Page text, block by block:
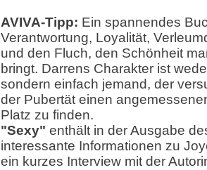
AVIVA-Tipp: Ein spannendes
Verantwortung, Loyalität,
und den Fluch, den Schönheit
bringt. Darrens Charakter ist
sondern einfach jemand, der
der Pubertät einen
Platz zu finden.
"Sexy" enthält in der Ausgabe
interessante Informationen zu
ein kurzes Interview mit der